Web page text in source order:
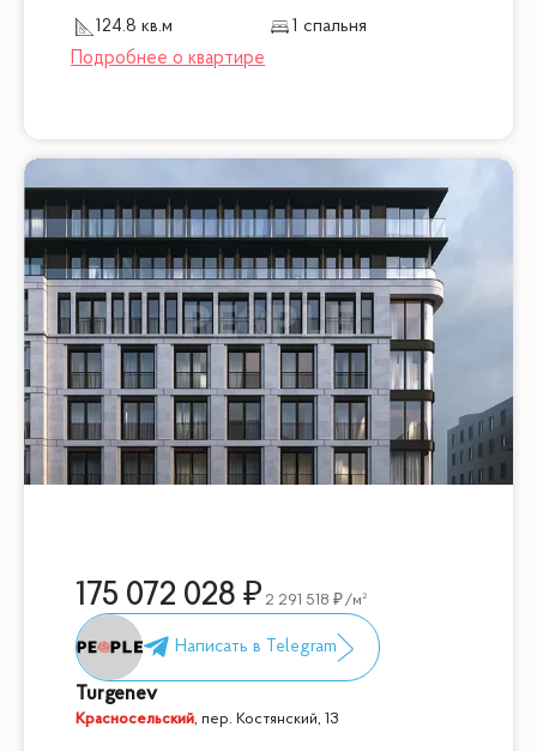
124.8 кв.м
1 спальня
175 072 028 2 291 518 /м²
Turgenev
Красносельский, пер. Костянский, 13